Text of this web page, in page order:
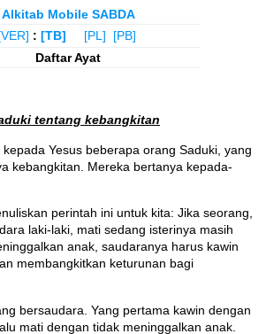
Alkitab Mobile SABDA
: [TB] [PL]
[PB]
Daftar Ayat
tentang kebangkitan
Yesus beberapa orang Saduki, yang
kebangkitan. Mereka bertanya kepada-
perintah ini untuk kita: Jika seorang,
laki-laki, mati sedang isterinya masih
anak, saudaranya harus kawin
membangkitkan keturunan bagi
bersaudara. Yang pertama kawin dengan
mati dengan tidak meninggalkan anak.